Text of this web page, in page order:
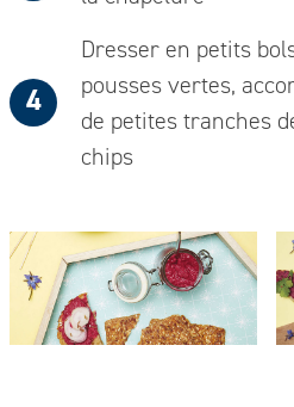
Dresser en petits
pousses vertes,
de petites tranches
chips